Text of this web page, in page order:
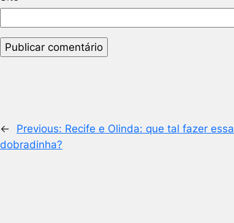
← Previous: Recife e Olinda: que tal fazer essa
dobradinha?